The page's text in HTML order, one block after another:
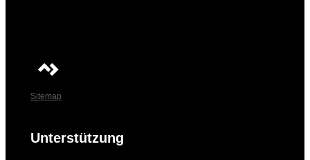
Sitemap
Unterstützung